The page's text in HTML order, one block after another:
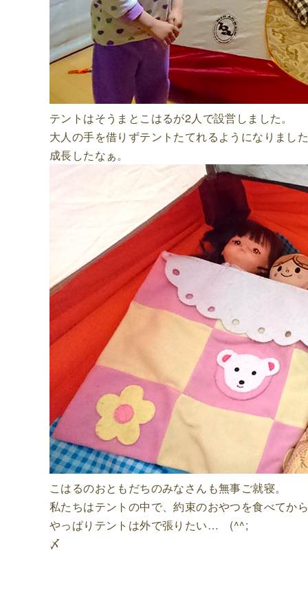
テントはそうまとこはるが2人で設営しました。
大人の手を借りずテントたてれるようになりまし
成長したなぁ。
こはるのおともだちのみなさんも無事ご就寝。
私たちはテントの中で、約束のおやつを食べてか
やっぱりテントは外で張りたい… (^^;
〆